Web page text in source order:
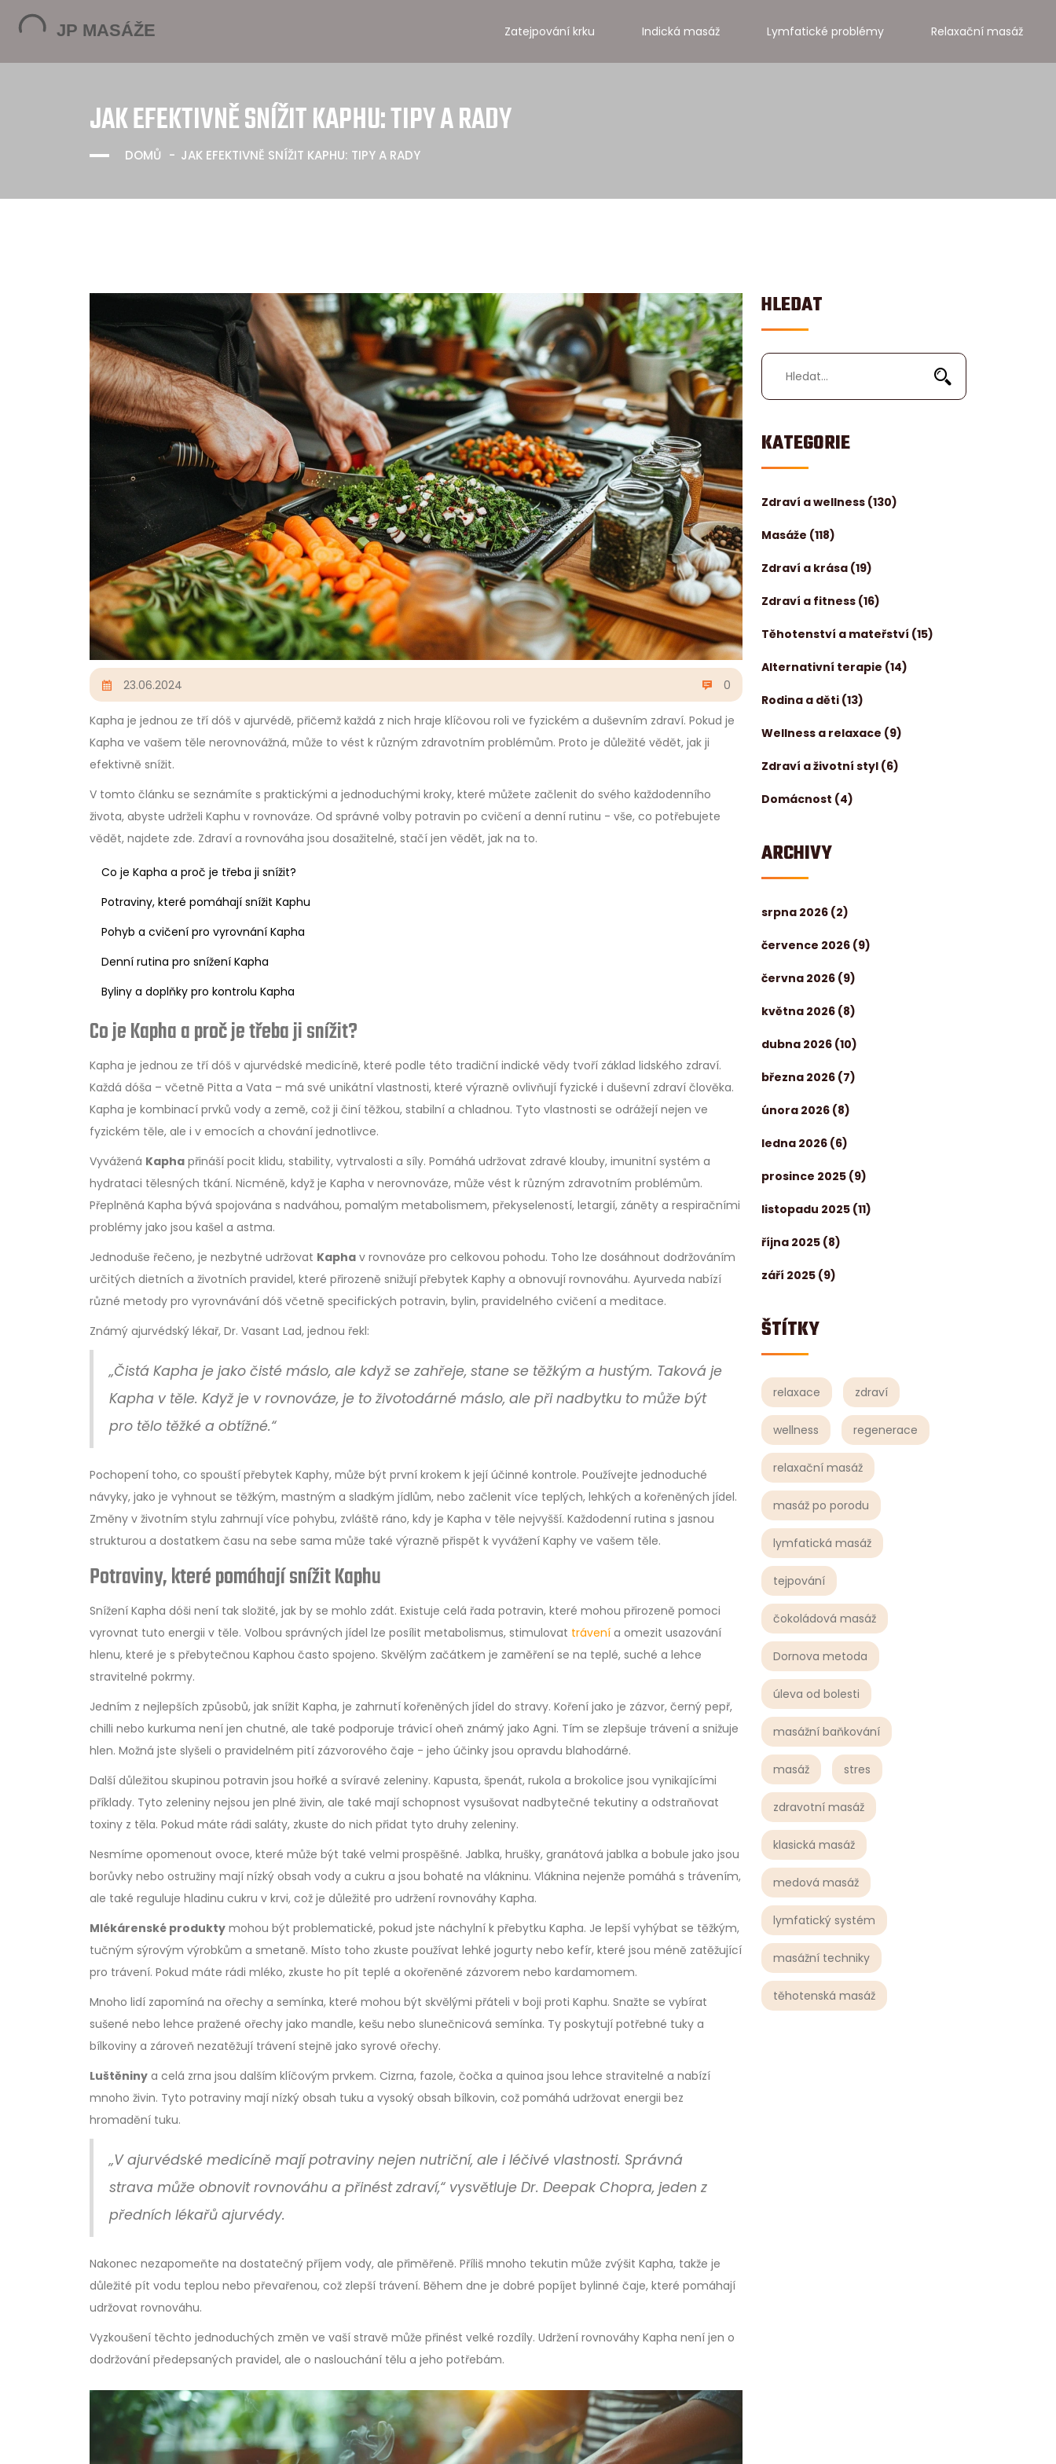
Zatejpování krku Indická masáž Lymfatické problémy Relaxační masáž
JAK EFEKTIVNĚ SNÍŽIT KAPHU: TIPY A RADY
DOMŮ JAK EFEKTIVNĚ SNÍŽIT KAPHU: TIPY A RADY
HLEDAT
KATEGORIE
Zdraví a wellness (130)
Masáže (118)
Zdraví a krása (19)
Zdraví a fitness (16)
Těhotenství a mateřství (15)
Alternativní terapie (14)
Rodina a děti (13)
Wellness a relaxace (9)
Zdraví a životní styl (6)
Domácnost (4)
ARCHIVY
srpna 2026 (2)
července 2026 (9)
června 2026 (9)
května 2026 (8)
dubna 2026 (10)
března 2026 (7)
února 2026 (8)
ledna 2026 (6)
prosince 2025 (9)
listopadu 2025 (11)
října 2025 (8)
září 2025 (9)
ŠTÍTKY
relaxace zdraví
wellness regenerace
relaxační masáž
masáž po porodu
lymfatická masáž
tejpování
čokoládová masáž
Dornova metoda
úleva od bolesti
masážní baňkování
masáž stres
zdravotní masáž
klasická masáž
medová masáž
lymfatický systém
masážní techniky
těhotenská masáž
23.06.2024 0
Kapha je jednou ze tří dóš v ajurvédě, přičemž každá z nich hraje klíčovou roli ve fyzickém a duševním zdraví. Pokud je
Kapha ve vašem těle nerovnovážná, může to vést k různým zdravotním problémům. Proto je důležité vědět, jak ji
efektivně snížit.
V tomto článku se seznámíte s praktickými a jednoduchými kroky, které můžete začlenit do svého každodenního
života, abyste udrželi Kaphu v rovnováze. Od správné volby potravin po cvičení a denní rutinu - vše, co potřebujete
vědět, najdete zde. Zdraví a rovnováha jsou dosažitelné, stačí jen vědět, jak na to.
Co je Kapha a proč je třeba ji snížit?
Potraviny, které pomáhají snížit Kaphu
Pohyb a cvičení pro vyrovnání Kapha
Denní rutina pro snížení Kapha
Byliny a doplňky pro kontrolu Kapha
Co je Kapha a proč je třeba ji snížit?
Kapha je jednou ze tří dóš v ajurvédské medicíně, které podle této tradiční indické vědy tvoří základ lidského zdraví.
Každá dóša – včetně Pitta a Vata – má své unikátní vlastnosti, které výrazně ovlivňují fyzické i duševní zdraví člověka.
Kapha je kombinací prvků vody a země, což ji činí těžkou, stabilní a chladnou. Tyto vlastnosti se odrážejí nejen ve
fyzickém těle, ale i v emocích a chování jednotlivce.
Vyvážená Kapha přináší pocit klidu, stability, vytrvalosti a síly. Pomáhá udržovat zdravé klouby, imunitní systém a
hydrataci tělesných tkání. Nicméně, když je Kapha v nerovnováze, může vést k různým zdravotním problémům.
Přeplněná Kapha bývá spojována s nadváhou, pomalým metabolismem, překyseleností, letargií, záněty a respiračními
problémy jako jsou kašel a astma.
Jednoduše řečeno, je nezbytné udržovat Kapha v rovnováze pro celkovou pohodu. Toho lze dosáhnout dodržováním
určitých dietních a životních pravidel, které přirozeně snižují přebytek Kaphy a obnovují rovnováhu. Ayurveda nabízí
různé metody pro vyrovnávání dóš včetně specifických potravin, bylin, pravidelného cvičení a meditace.
Známý ajurvédský lékař, Dr. Vasant Lad, jednou řekl:
„Čistá Kapha je jako čisté máslo, ale když se zahřeje, stane se těžkým a hustým. Taková je
Kapha v těle. Když je v rovnováze, je to životodárné máslo, ale při nadbytku to může být
pro tělo těžké a obtížné.“
Pochopení toho, co spouští přebytek Kaphy, může být první krokem k její účinné kontrole. Používejte jednoduché
návyky, jako je vyhnout se těžkým, mastným a sladkým jídlům, nebo začlenit více teplých, lehkých a kořeněných jídel.
Změny v životním stylu zahrnují více pohybu, zvláště ráno, kdy je Kapha v těle nejvyšší. Každodenní rutina s jasnou
strukturou a dostatkem času na sebe sama může také výrazně přispět k vyvážení Kaphy ve vašem těle.
Potraviny, které pomáhají snížit Kaphu
Snížení Kapha dóši není tak složité, jak by se mohlo zdát. Existuje celá řada potravin, které mohou přirozeně pomoci
vyrovnat tuto energii v těle. Volbou správných jídel lze posílit metabolismus, stimulovat trávení a omezit usazování
hlenu, které je s přebytečnou Kaphou často spojeno. Skvělým začátkem je zaměření se na teplé, suché a lehce
stravitelné pokrmy.
Jedním z nejlepších způsobů, jak snížit Kapha, je zahrnutí kořeněných jídel do stravy. Koření jako je zázvor, černý pepř,
chilli nebo kurkuma není jen chutné, ale také podporuje trávicí oheň známý jako Agni. Tím se zlepšuje trávení a snižuje
hlen. Možná jste slyšeli o pravidelném pití zázvorového čaje - jeho účinky jsou opravdu blahodárné.
Další důležitou skupinou potravin jsou hořké a svíravé zeleniny. Kapusta, špenát, rukola a brokolice jsou vynikajícími
příklady. Tyto zeleniny nejsou jen plné živin, ale také mají schopnost vysušovat nadbytečné tekutiny a odstraňovat
toxiny z těla. Pokud máte rádi saláty, zkuste do nich přidat tyto druhy zeleniny.
Nesmíme opomenout ovoce, které může být také velmi prospěšné. Jablka, hrušky, granátová jablka a bobule jako jsou
borůvky nebo ostružiny mají nízký obsah vody a cukru a jsou bohaté na vlákninu. Vláknina nejenže pomáhá s trávením,
ale také reguluje hladinu cukru v krvi, což je důležité pro udržení rovnováhy Kapha.
Mlékárenské produkty mohou být problematické, pokud jste náchylní k přebytku Kapha. Je lepší vyhýbat se těžkým,
tučným sýrovým výrobkům a smetaně. Místo toho zkuste používat lehké jogurty nebo kefír, které jsou méně zatěžující
pro trávení. Pokud máte rádi mléko, zkuste ho pít teplé a okořeněné zázvorem nebo kardamomem.
Mnoho lidí zapomíná na ořechy a semínka, které mohou být skvělými přáteli v boji proti Kaphu. Snažte se vybírat
sušené nebo lehce pražené ořechy jako mandle, kešu nebo slunečnicová semínka. Ty poskytují potřebné tuky a
bílkoviny a zároveň nezatěžují trávení stejně jako syrové ořechy.
Luštěniny a celá zrna jsou dalším klíčovým prvkem. Cizrna, fazole, čočka a quinoa jsou lehce stravitelné a nabízí
mnoho živin. Tyto potraviny mají nízký obsah tuku a vysoký obsah bílkovin, což pomáhá udržovat energii bez
hromadění tuku.
„V ajurvédské medicíně mají potraviny nejen nutriční, ale i léčivé vlastnosti. Správná
strava může obnovit rovnováhu a přinést zdraví,“ vysvětluje Dr. Deepak Chopra, jeden z
předních lékařů ajurvédy.
Nakonec nezapomeňte na dostatečný příjem vody, ale přiměřeně. Příliš mnoho tekutin může zvýšit Kapha, takže je
důležité pít vodu teplou nebo převařenou, což zlepší trávení. Během dne je dobré popíjet bylinné čaje, které pomáhají
udržovat rovnováhu.
Vyzkoušení těchto jednoduchých změn ve vaší stravě může přinést velké rozdíly. Udržení rovnováhy Kapha není jen o
dodržování předepsaných pravidel, ale o naslouchání tělu a jeho potřebám.